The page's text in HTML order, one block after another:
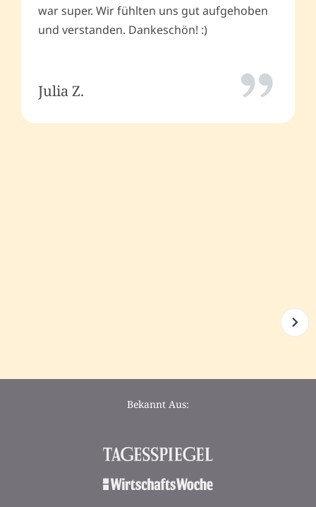
war super. Wir fühlten uns gut aufgehoben
und verstanden. Dankeschön! :)
Julia Z.
Bekannt Aus: